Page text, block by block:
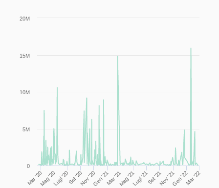
Mar '20Mag '20Lugl '20Set '20Nov '20Gen '21Mar '21Mag '21Lugl '21Set '21Nov '21Gen '22Mar '22
0
5M
10M
15M
20M